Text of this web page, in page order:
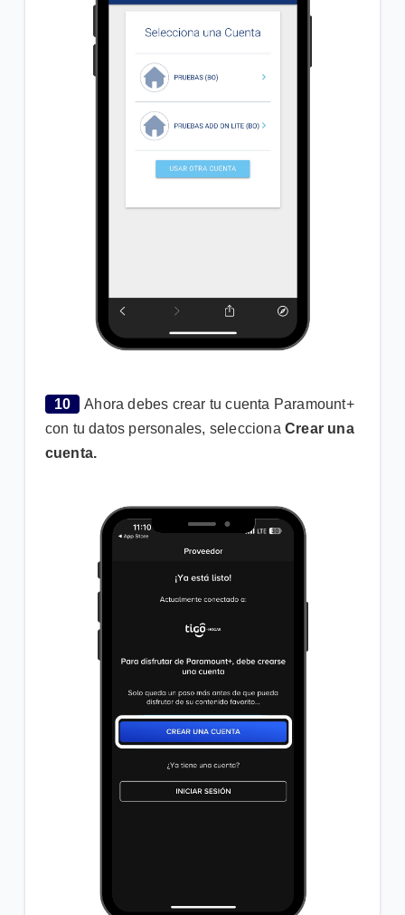
10
Ahora debes crear tu cuenta Paramount+
con tu datos personales, selecciona Crear una
cuenta.